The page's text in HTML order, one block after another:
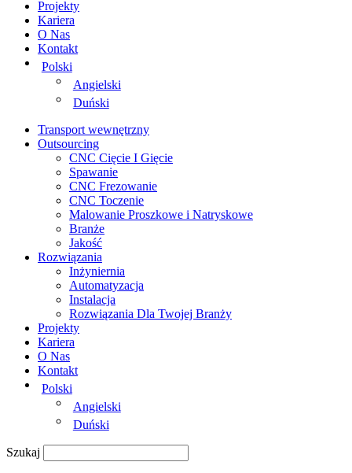
Projekty
Kariera
O Nas
Kontakt
Polski
Angielski
Duński
Transport wewnętrzny
Outsourcing
CNC Cięcie I Gięcie
Spawanie
CNC Frezowanie
CNC Toczenie
Malowanie Proszkowe i Natryskowe
Branże
Jakość
Rozwiązania
Inżyniernia
Automatyzacja
Instalacja
Rozwiązania Dla Twojej Branży
Projekty
Kariera
O Nas
Kontakt
Polski
Angielski
Duński
Szukaj